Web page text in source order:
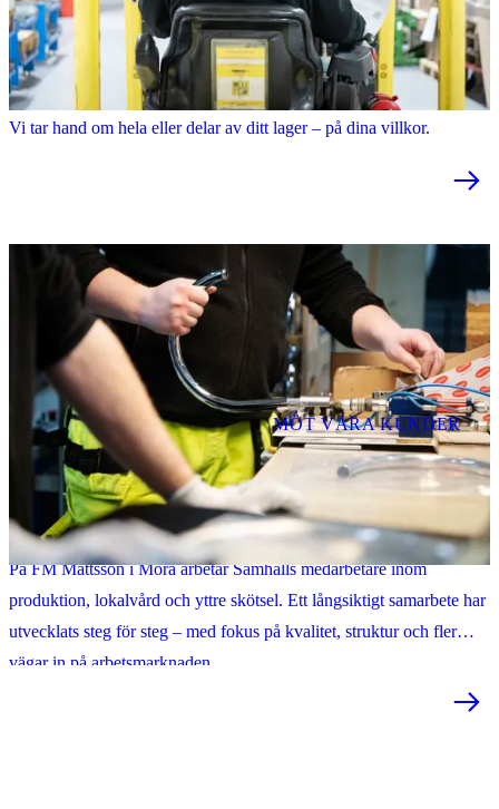
Varu- och lagerhantering
Effektiv varu- och lagerhantering som skapar struktur och frigör tid.
Vi tar hand om hela eller delar av ditt lager – på dina villkor.
MÖT VÅRA KUNDER
"Att samarbeta med Samhall är en viktig del av vårt samhällsansvar"
På FM Mattsson i Mora arbetar Samhalls medarbetare inom
produktion, lokalvård och yttre skötsel. Ett långsiktigt samarbete har
utvecklats steg för steg – med fokus på kvalitet, struktur och fler
vägar in på arbetsmarknaden.